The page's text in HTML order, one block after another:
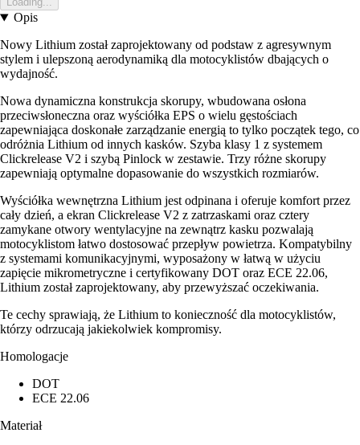
Opis
Nowy Lithium został zaprojektowany od podstaw z agresywnym
stylem i ulepszoną aerodynamiką dla motocyklistów dbających o
wydajność.
Nowa dynamiczna konstrukcja skorupy, wbudowana osłona
przeciwsłoneczna oraz wyściółka EPS o wielu gęstościach
zapewniająca doskonałe zarządzanie energią to tylko początek tego, co
odróżnia Lithium od innych kasków. Szyba klasy 1 z systemem
Clickrelease V2 i szybą Pinlock w zestawie. Trzy różne skorupy
zapewniają optymalne dopasowanie do wszystkich rozmiarów.
Wyściółka wewnętrzna Lithium jest odpinana i oferuje komfort przez
cały dzień, a ekran Clickrelease V2 z zatrzaskami oraz cztery
zamykane otwory wentylacyjne na zewnątrz kasku pozwalają
motocyklistom łatwo dostosować przepływ powietrza. Kompatybilny
z systemami komunikacyjnymi, wyposażony w łatwą w użyciu
zapięcie mikrometryczne i certyfikowany DOT oraz ECE 22.06,
Lithium został zaprojektowany, aby przewyższać oczekiwania.
Te cechy sprawiają, że Lithium to konieczność dla motocyklistów,
którzy odrzucają jakiekolwiek kompromisy.
Homologacje
DOT
ECE 22.06
Materiał